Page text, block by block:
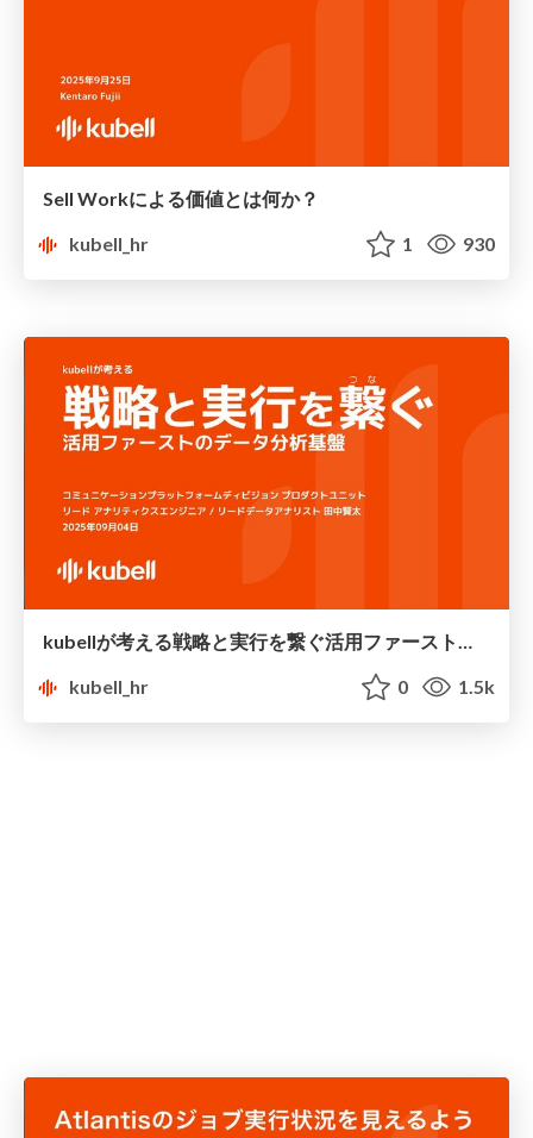
Sell Workによる価値とは何か？
kubell_hr
1 930
kubellが考える戦略と実行を繋ぐ活用ファーストのデータ分析基盤
kubell_hr
0 1.5k